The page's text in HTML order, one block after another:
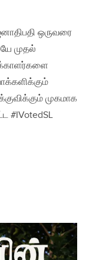
ஒருவரை
முதல்
முகமாக
#IVotedSL